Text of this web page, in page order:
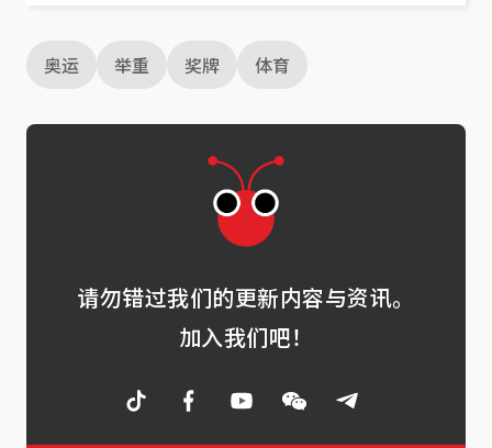
奥运 举重 奖牌 体育
请勿错过我们的更新内容与资讯。
加入我们吧！